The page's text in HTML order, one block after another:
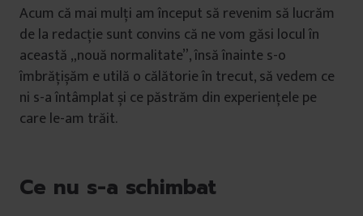
Acum că mai mulți am început să revenim să lucrăm
de la redacție sunt convins că ne vom găsi locul în
această „nouă normalitate”, însă înainte s-o
îmbrățișăm e utilă o călătorie în trecut, să vedem ce
ni s-a întâmplat și ce păstrăm din experiențele pe
care le-am trăit.
Ce nu s-a schimbat